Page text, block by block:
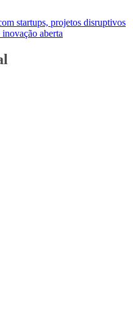
startups, projetos disruptivos
aberta